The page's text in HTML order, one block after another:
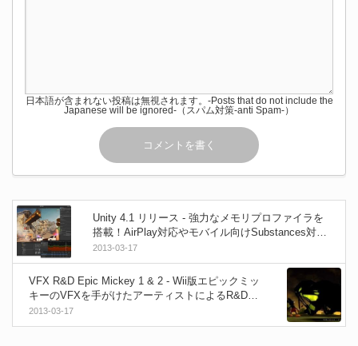
日本語が含まれない投稿は無視されます。-Posts that do not include the
Japanese will be ignored-（スパム対策-anti Spam-）
Unity 4.1 リリース - 強力なメモリプロファイラを
搭載！AirPlay対応やモバイル向けSubstances対応
等！
2013-03-17
VFX R&D Epic Mickey 1 & 2 - Wii版エピックミッ
キーのVFXを手がけたアーティストによるR&Dリ
ール！
2013-03-17